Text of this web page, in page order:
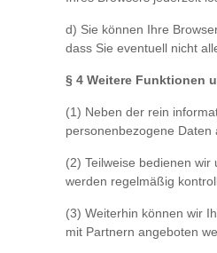
d) Sie können Ihre
dass Sie eventuell nicht
§ 4 Weitere Funktionen
(1) Neben der rein
personenbezogene
(2) Teilweise bedienen
werden regelmäßig
(3) Weiterhin können wir
mit Partnern angeboten